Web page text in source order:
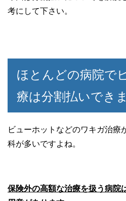
考にして下さい。
ほとんどの病院で
療は分割払いでき
ビューホットなどのワキガ治療
科が多いですよね。
保険外の高額な治療を扱う病院